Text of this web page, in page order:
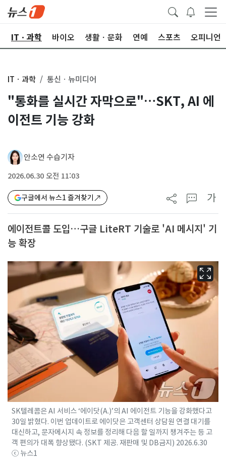
ITㆍ과학 바이오 생활ㆍ문화 연예 스포츠 오피니언
ITㆍ과학 통신ㆍ뉴미디어
"통화를 실시간 자막으로"…SKT, AI 에
이전트 기능 강화
안소연 수습기자
2026.06.30 오전 11:03
구글에서 뉴스1 즐겨찾기 가
에이전트콜 도입…구글 LiteRT 기술로 'AI 메시지' 기
능 확장
SK텔레콤은 AI 서비스 ‘에이닷(A.)’의 AI 에이전트 기능을 강화했다고
30일 밝혔다. 이번 업데이트로 에이닷은 고객센터 상담원 연결 대기를
대신하고, 문자메시지 속 정보를 정리해 다음 할 일까지 챙겨주는 등 고
객 편의가 대폭 향상됐다. (SKT 제공. 재판매 및 DB금지) 2026.6.30
ⓒ 뉴스1